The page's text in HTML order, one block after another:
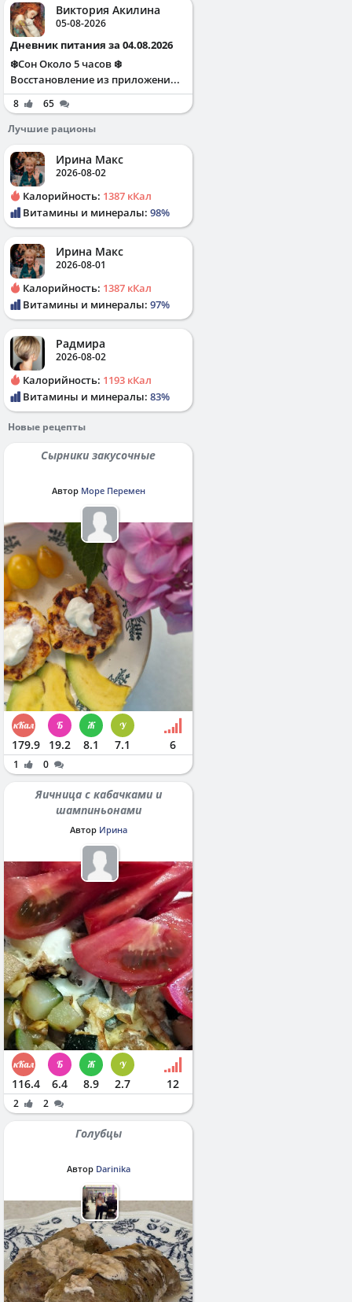
Виктория Акилина
05-08-2026
Дневник питания за 04.08.2026
❄️Сон Около 5 часов ❄️
Восстановление из приложени...
8
65
Лучшие рационы
Ирина Макс
2026-08-02
Калорийность: 1387 кКал
Витамины и минералы: 98%
Ирина Макс
2026-08-01
Калорийность: 1387 кКал
Витамины и минералы: 97%
Радмира
2026-08-02
Калорийность: 1193 кКал
Витамины и минералы: 83%
Новые рецепты
Сырники закусочные
Автор Море Перемен
179.9 19.2 8.1 7.1 6
1 0
Яичница с кабачками и
шампиньонами
Автор Ирина
116.4 6.4 8.9 2.7 12
2 2
Голубцы
Автор Darinika